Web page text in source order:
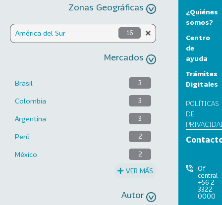
Zonas Geográficas
América del Sur 16
Mercados
Brasil 3
Colombia 3
Argentina 3
Perú 2
México 2
VER MÁS
Autor
¿Quiénes
somos?
Centro
de
ayuda
Trámites
Digitales
POLÍTICAS
DE
Of
central
+56 2
3322
0000